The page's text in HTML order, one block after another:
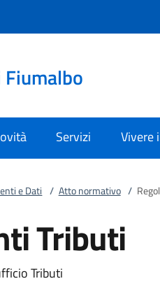
Fiumalbo
Servizi Vivere
e Dati / Atto normativo /
Tributi
Tributi